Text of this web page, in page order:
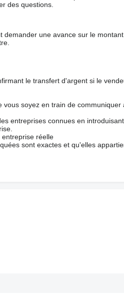
des questions.
une avance sur le
le transfert d'argent si le
soyez en train de communiquer
entreprises connues en
réelle
sont exactes et qu'elles